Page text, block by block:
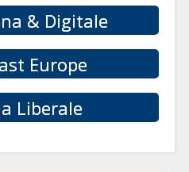
& Digitale
Europe
Liberale